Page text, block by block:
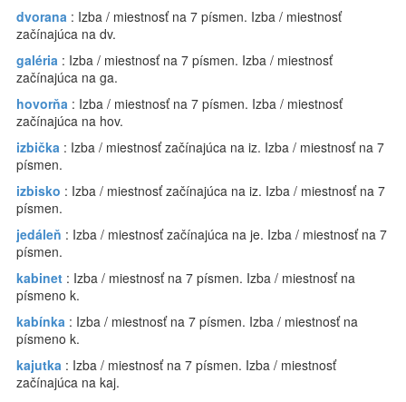
dvorana : Izba / miestnosť na 7 písmen. Izba / miestnosť
začínajúca na dv.
galéria : Izba / miestnosť na 7 písmen. Izba / miestnosť
začínajúca na ga.
hovorňa : Izba / miestnosť na 7 písmen. Izba / miestnosť
začínajúca na hov.
izbička : Izba / miestnosť začínajúca na iz. Izba / miestnosť na 7
písmen.
izbisko : Izba / miestnosť začínajúca na iz. Izba / miestnosť na 7
písmen.
jedáleň : Izba / miestnosť začínajúca na je. Izba / miestnosť na 7
písmen.
kabinet : Izba / miestnosť na 7 písmen. Izba / miestnosť na
písmeno k.
kabínka : Izba / miestnosť na 7 písmen. Izba / miestnosť na
písmeno k.
kajutka : Izba / miestnosť na 7 písmen. Izba / miestnosť
začínajúca na kaj.